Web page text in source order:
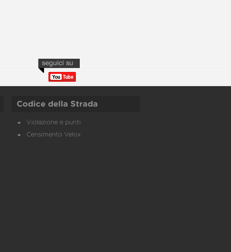
Codice della Strada
Violazione e punti
Censimento Velox